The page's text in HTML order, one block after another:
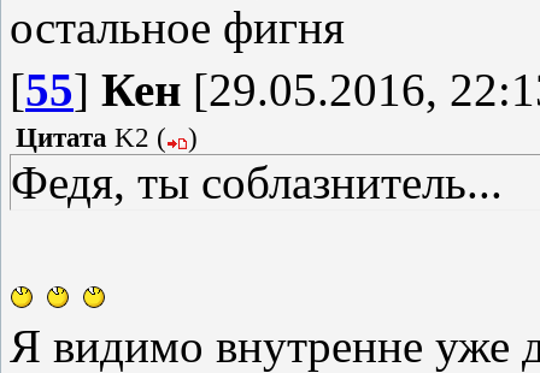
остальное фигня
[55] Кен [29.05.2016,
Цитата K2 ( )
Федя, ты соблазнитель...
Я видимо внутренне уже